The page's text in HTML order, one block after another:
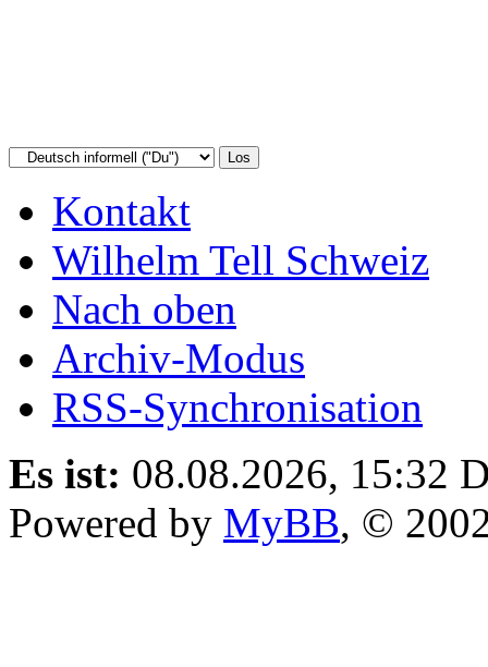
Kontakt
Wilhelm Tell Schweiz
Nach oben
Archiv-Modus
RSS-Synchronisation
Es ist: 08.08.2026, 15:32
Powered by MyBB, ©